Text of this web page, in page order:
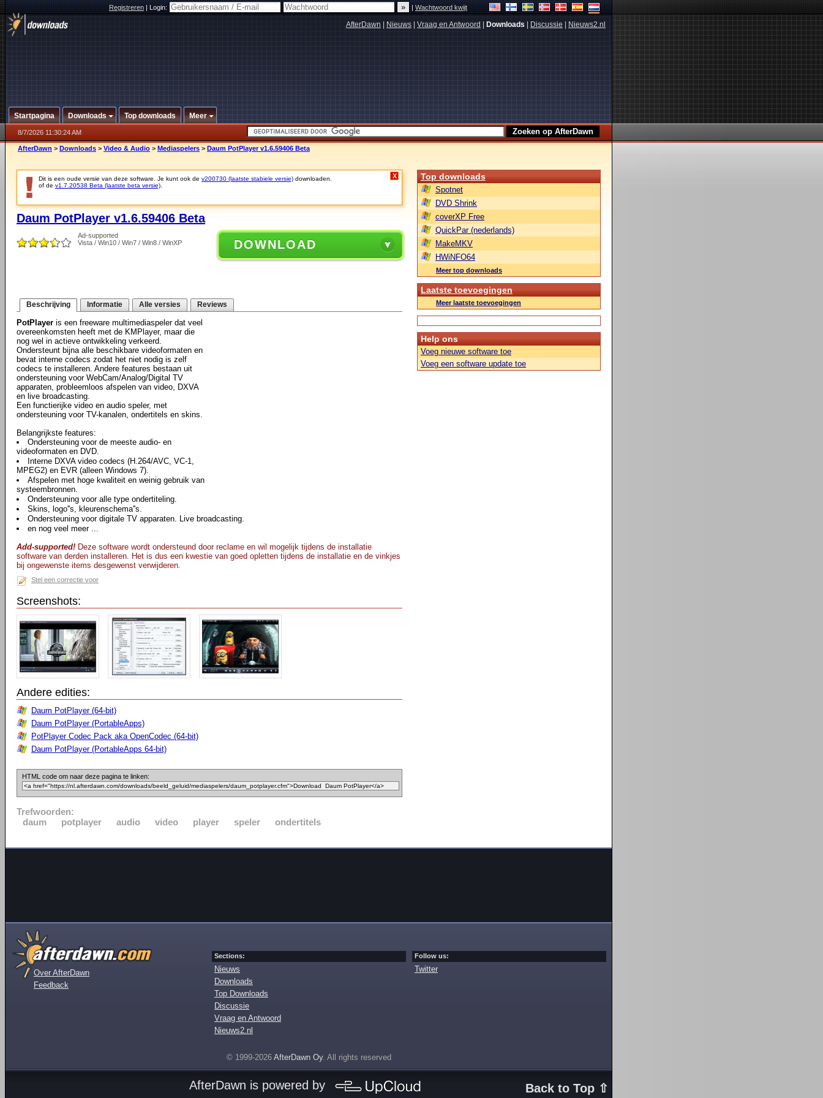
Registreren|Login: |Wachtwoord kwijt
AfterDawn Nieuws Vraag en Antwoord Downloads Discussie Nieuws2.nl
Startpagina Downloads Top downloads Meer
8/7/2026 11:30:24 AM
AfterDawn > Downloads > Video & Audio > Mediaspelers > Daum PotPlayer v1.6.59406 Beta
Dit is een oude versie van deze software. Je kunt ook de v200730 (laatste stabiele versie) downloaden.
of de v1.7.20538 Beta (laatste beta versie)
X
Daum PotPlayer v1.6.59406 Beta
Ad-supported
Vista / Win10 / Win7 / Win8 / WinXP
DOWNLOAD
Beschrijving Informatie Alle versies Reviews
PotPlayer is een freeware multimediaspeler dat veel
overeenkomsten heeft met de KMPlayer, maar die
nog wel in actieve ontwikkeling verkeerd.
Ondersteunt bijna alle beschikbare videoformaten en
bevat interne codecs zodat het niet nodig is zelf
codecs te installeren. Andere features bestaan uit
ondersteuning voor WebCam/Analog/Digital TV
apparaten, probleemloos afspelen van video, DXVA
en live broadcasting.
Een functierijke video en audio speler, met
ondersteuning voor TV-kanalen, ondertitels en skins.
Belangrijkste features:
Ondersteuning voor de meeste audio- en
videoformaten en DVD.
Interne DXVA video codecs (H.264/AVC, VC-1,
MPEG2) en EVR (alleen Windows 7).
Afspelen met hoge kwaliteit en weinig gebruik van
systeembronnen.
Ondersteuning voor alle type ondertiteling.
Skins, logo''s, kleurenschema''s.
Ondersteuning voor digitale TV apparaten. Live broadcasting.
en nog veel meer ...
Add-supported! Deze software wordt ondersteund door reclame en wil mogelijk tijdens de installatie
software van derden installeren. Het is dus een kwestie van goed opletten tijdens de installatie en de vinkjes
bij ongewenste items desgewenst verwijderen.
Stel een correctie voor
Screenshots:
Andere edities:
Daum PotPlayer (64-bit)
Daum PotPlayer (PortableApps)
PotPlayer Codec Pack aka OpenCodec (64-bit)
Daum PotPlayer (PortableApps 64-bit)
HTML code om naar deze pagina te linken:
Trefwoorden:
daum
potplayer audio video player speler ondertitels
Top downloads
Spotnet
DVD Shrink
coverXP Free
QuickPar (nederlands)
MakeMKV
HWiNFO64
Meer top downloads
Laatste toevoegingen
Meer laatste toevoegingen
Help ons
Voeg nieuwe software toe
Voeg een software update toe
Over AfterDawn
Feedback
Sections:
Nieuws
Downloads
Top Downloads
Discussie
Vraag en Antwoord
Nieuws2.nl
Follow us:
Twitter
© 1999-2026 AfterDawn Oy. All rights reserved
Back to Top ⇧
AfterDawn is powered by